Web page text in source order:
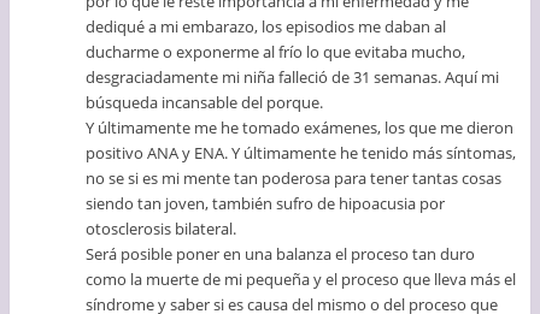
dediqué a mi embarazo, los episodios me daban al
ducharme o exponerme al frío lo que evitaba mucho,
desgraciadamente mi niña falleció de 31 semanas. Aquí mi
búsqueda incansable del porque.
Y últimamente me he tomado exámenes, los que me dieron
positivo ANA y ENA. Y últimamente he tenido más síntomas,
no se si es mi mente tan poderosa para tener tantas cosas
siendo tan joven, también sufro de hipoacusia por
otosclerosis bilateral.
Será posible poner en una balanza el proceso tan duro
como la muerte de mi pequeña y el proceso que lleva más el
síndrome y saber si es causa del mismo o del proceso que